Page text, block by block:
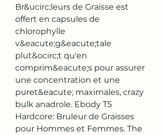
Br&ucirc;leurs de Graisse est
offert en capsules de
chlorophylle
v&eacute;g&eacute;tale
plut&ocirc;t qu'en
comprim&eacute;s pour assurer
une concentration et une
puret&eacute; maximales, crazy
bulk anadrole. Ebody T5
Hardcore: Bruleur de Graisses
pour Hommes et Femmes. The